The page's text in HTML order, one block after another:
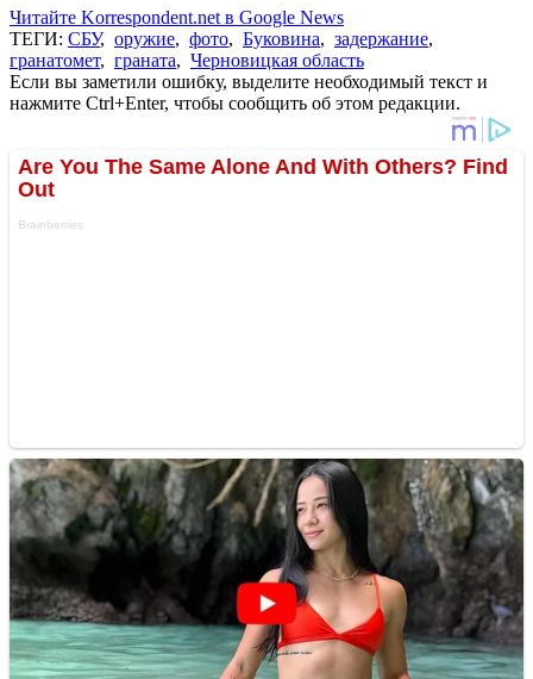
Читайте Korrespondent.net в Google News
ТЕГИ: СБУ, оружие, фото, Буковина, задержание,
гранатомет, граната, Черновицкая область
Если вы заметили ошибку, выделите необходимый текст и
нажмите Ctrl+Enter, чтобы сообщить об этом редакции.